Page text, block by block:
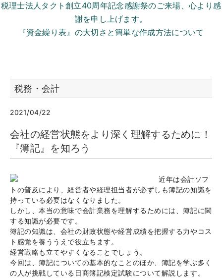
税理士法人タクト創立40周年記念感謝祭のご来場、心より感
謝を申し上げます。
『資金繰り表』の大切さと簡単な作成方法について
税務・会計
2021/04/22
会社の経営状態をより深く理解するために！
『簿記』を知ろう
近年は会計ソフ
トの普及により、経営者や経理担当者が必ずしも簿記の知識を
持っている必要はなくなりました。
しかし、本当の意味で会計業務を理解するためには、簿記に関
する知識が必要です。
簿記の知識は、会社の財政状態や経営成績を把握する力やコス
ト感覚を養ううえで役立ちます。
経営戦略も立てやすくなることでしょう。
今回は、簿記についての基本的なことのほか、簿記を学ぶ多く
の人が挑戦している日商簿記検定試験について解説します。